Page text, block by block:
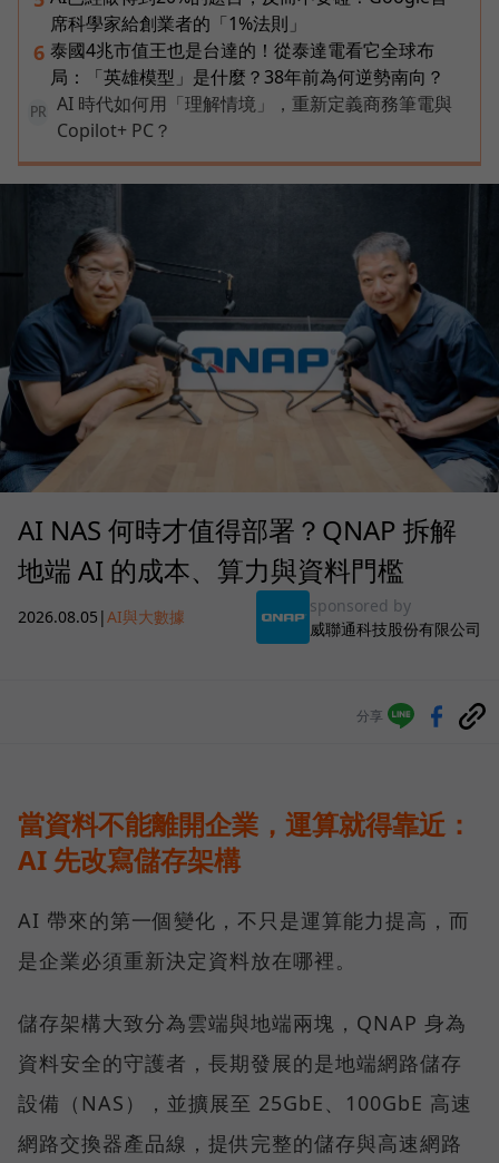
席科學家給創業者的「1%法則」
6 泰國4兆市值王也是台達的！從泰達電看它全球布
局：「英雄模型」是什麼？38年前為何逆勢南向？
PR
AI 時代如何用「理解情境」，重新定義商務筆電與
Copilot+ PC？
AI NAS 何時才值得部署？QNAP 拆解
地端 AI 的成本、算力與資料門檻
2026.08.05 |AI與大數據
sponsored by
威聯通科技股份有限公司
分享
當資料不能離開企業，運算就得靠近：
AI 先改寫儲存架構
AI 帶來的第一個變化，不只是運算能力提高，而
是企業必須重新決定資料放在哪裡。
儲存架構大致分為雲端與地端兩塊，QNAP 身為
資料安全的守護者，長期發展的是地端網路儲存
設備（NAS），並擴展至 25GbE、100GbE 高速
網路交換器產品線，提供完整的儲存與高速網路